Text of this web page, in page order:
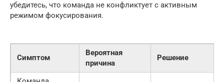
убедитесь, что команда не конфликтует с активным
режимом фокусирования.
Симптом
Вероятная
причина
Решение